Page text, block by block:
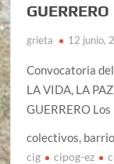
GUERRERO
grieta 12 junio,
Convocatoria
LA VIDA, LA
GUERRERO
colectivos,
cig cipog-ez